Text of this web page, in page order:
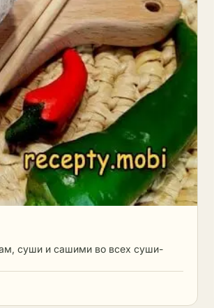
суши и сашими во всех суши-